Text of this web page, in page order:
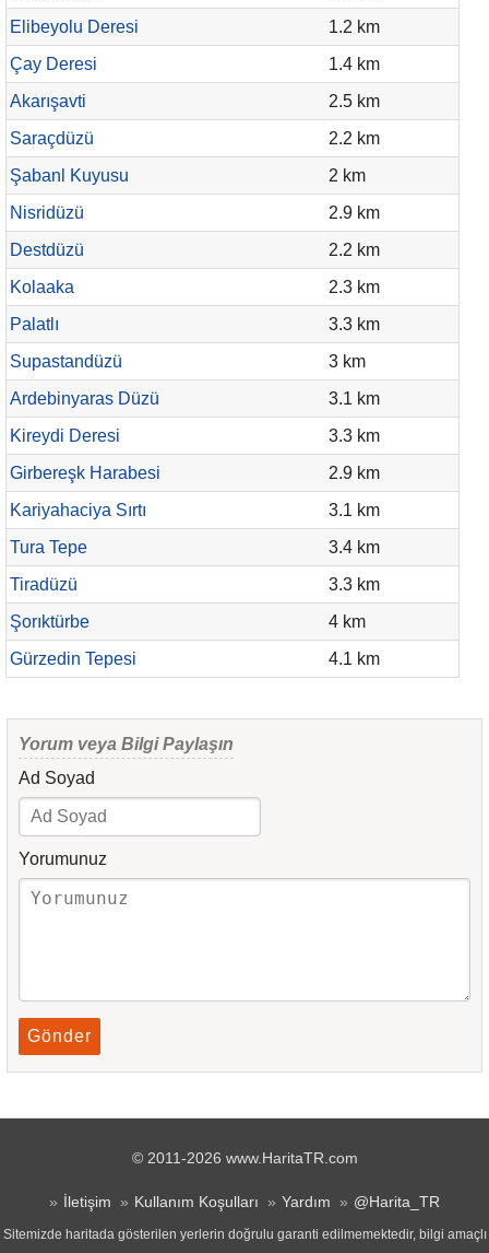
Elibeyolu Deresi
1.2 km
Çay Deresi
1.4 km
Akarışavti
2.5 km
Saraçdüzü
2.2 km
Şabanl Kuyusu
2 km
Nisridüzü
2.9 km
Destdüzü
2.2 km
Kolaaka
2.3 km
Palatlı
3.3 km
Supastandüzü
3 km
Ardebinyaras Düzü
3.1 km
Kireydi Deresi
3.3 km
Girbereşk Harabesi
2.9 km
Kariyahaciya Sırtı
3.1 km
Tura Tepe
3.4 km
Tiradüzü
3.3 km
Şorıktürbe
4 km
Gürzedin Tepesi
4.1 km
Yorum veya Bilgi Paylaşın
Ad Soyad
Yorumunuz
Gönder
© 2011-2026 www.HaritaTR.com
İletişim Kullanım Koşulları Yardım @Harita_TR
Sitemizde haritada gösterilen yerlerin doğrulu garanti edilmemektedir, bilgi amaçlı